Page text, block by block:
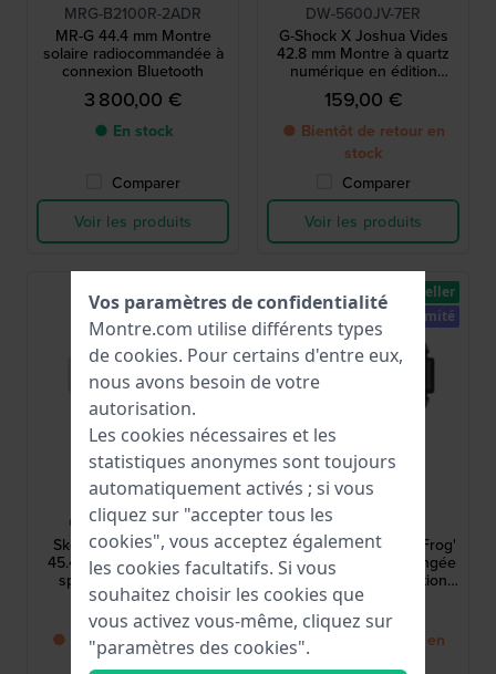
MRG-B2100R-2ADR
MR-G 44.4 mm Montre
solaire radiocommandée à
connexion Bluetooth
3 800,00 €
● En stock
Comparer
Voir les produits
DW-5600JV-7ER
G-Shock X Joshua Vides
42.8 mm Montre à quartz
numérique en édition
spéciale avec un motif
dessiné à la main
159,00 €
● Bientôt de retour en
stock
Comparer
Voir les produits
G-Shock
GA-2100SKE-7AER
Skeleton Series - White
45.4 mm G-Shock Édition
spéciale transparente
Carbon Core
119,00 €
● Bientôt de retour en
stock
Limité
G-Shock
GW-8200TPF-1ER
Frogman 'The Poison Frog'
50 mm Montre de plongée
digitale en titane, édition
limitée, avec un design
unique inspiré de la
grenouille venimeuse
749,00 €
● Bientôt de retour en
Best-seller
Limité
Vos paramètres de confidentialité
Montre.com utilise différents types
de cookies. Pour certains d'entre eux,
nous avons besoin de votre
autorisation.
Les cookies nécessaires et les
statistiques anonymes sont toujours
automatiquement activés ; si vous
cliquez sur "accepter tous les
cookies", vous acceptez également
les cookies facultatifs. Si vous
souhaitez choisir les cookies que
vous activez vous-même, cliquez sur
"paramètres des cookies".